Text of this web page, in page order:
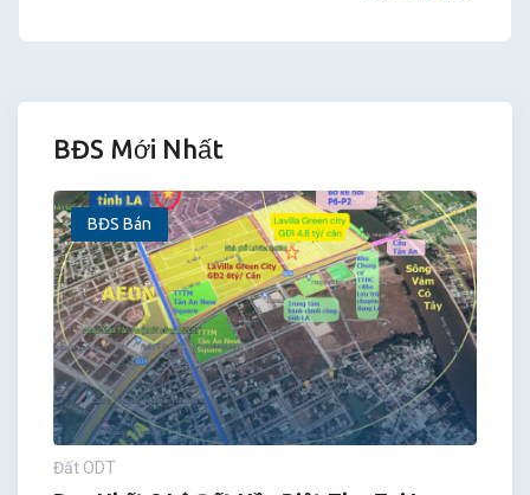
BĐS Mới Nhất
BĐS Bán
Đất ODT